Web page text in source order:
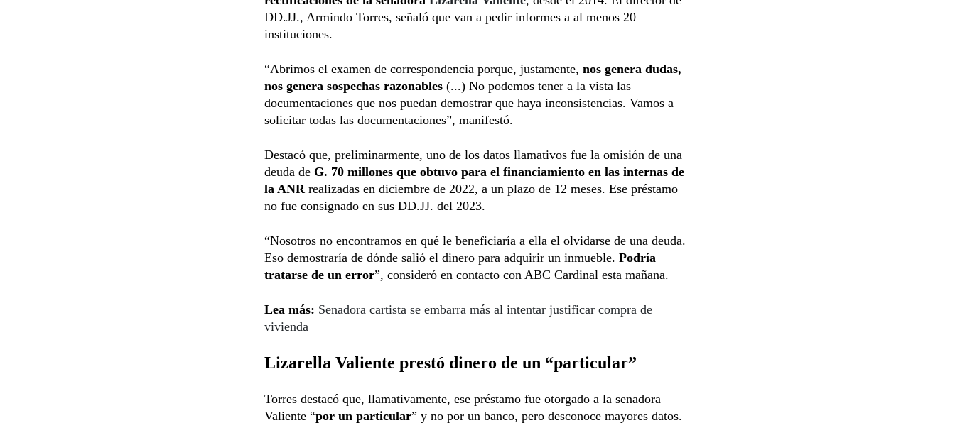
DD.JJ., Armindo Torres, señaló que van a pedir informes a al menos 20
instituciones.
“Abrimos el examen de correspondencia porque, justamente, nos genera dudas,
nos genera sospechas razonables (...) No podemos tener a la vista las
documentaciones que nos puedan demostrar que haya inconsistencias. Vamos a
solicitar todas las documentaciones”, manifestó.
Destacó que, preliminarmente, uno de los datos llamativos fue la omisión de una
deuda de G. 70 millones que obtuvo para el financiamiento en las internas de
la ANR realizadas en diciembre de 2022, a un plazo de 12 meses. Ese préstamo
no fue consignado en sus DD.JJ. del 2023.
“Nosotros no encontramos en qué le beneficiaría a ella el olvidarse de una deuda.
Eso demostraría de dónde salió el dinero para adquirir un inmueble. Podría
tratarse de un error”, consideró en contacto con ABC Cardinal esta mañana.
Lea más: Senadora cartista se embarra más al intentar justificar compra de
vivienda
Lizarella Valiente prestó dinero de un “particular”
Torres destacó que, llamativamente, ese préstamo fue otorgado a la senadora
Valiente “por un particular” y no por un banco, pero desconoce mayores datos.